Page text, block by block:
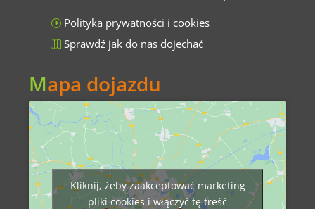
Polityka prywatności i cookies
Sprawdź jak do nas dojechać
Mapa dojazdu
Kliknij, żeby zaakceptować marketing
pliki cookies i włączyć tę treść